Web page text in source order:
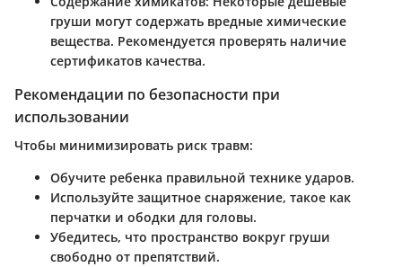
груши могут содержать вредные химические
вещества. Рекомендуется проверять наличие
сертификатов качества.
Рекомендации по безопасности при
использовании
Чтобы минимизировать риск травм:
Обучите ребенка правильной технике ударов.
Используйте защитное снаряжение, такое как
перчатки и ободки для головы.
Убедитесь, что пространство вокруг груши
свободно от препятствий.